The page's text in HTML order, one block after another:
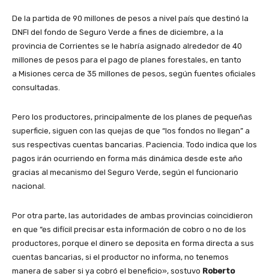
De la partida de 90 millones de pesos a nivel país que destinó la
DNFI del fondo de Seguro Verde a fines de diciembre, a la
provincia de Corrientes se le habría asignado alrededor de 40
millones de pesos para el pago de planes forestales, en tanto
a Misiones cerca de 35 millones de pesos, según fuentes oficiales
consultadas.
Pero los productores, principalmente de los planes de pequeñas
superficie, siguen con las quejas de que “los fondos no llegan” a
sus respectivas cuentas bancarias. Paciencia. Todo indica que los
pagos irán ocurriendo en forma más dinámica desde este año
gracias al mecanismo del Seguro Verde, según el funcionario
nacional.
Por otra parte, las autoridades de ambas provincias coincidieron
en que “es difícil precisar esta información de cobro o no de los
productores, porque el dinero se deposita en forma directa a sus
cuentas bancarias, si el productor no informa, no tenemos
manera de saber si ya cobró el beneficio», sostuvo Roberto